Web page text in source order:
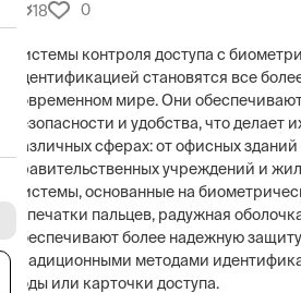
18 0
Системы контроля доступа с
идентификацией становятся все
современном мире. Они
безопасности и удобства, что
различных сферах: от офисных
правительственных учреждений и
Системы, основанные на
отпечатки пальцев, радужная
обеспечивают более надежную
традиционными методами
коды или карточки доступа.